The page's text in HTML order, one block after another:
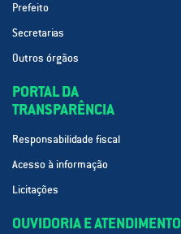
Prefeito
Secretarias
Outros órgãos
PORTAL DA
TRANSPARÊNCIA
Responsabilidade fiscal
Acesso à informação
Licitações
OUVIDORIA E ATENDIMENTO